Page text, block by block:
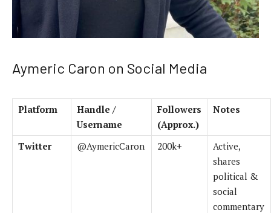
Aymeric Caron on Social Media
Platform
Handle /
Username
Followers
(Approx.)
Notes
Twitter @AymericCaron 200k+
Active,
shares
political &
social
commentary